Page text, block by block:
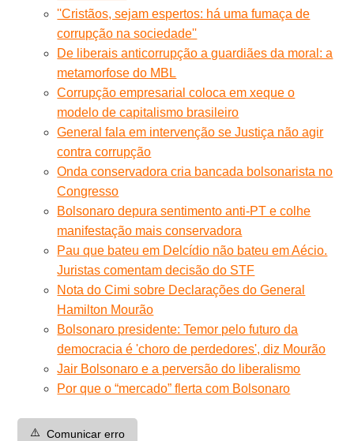
''Cristãos, sejam espertos: há uma fumaça de
corrupção na sociedade''
De liberais anticorrupção a guardiães da moral: a
metamorfose do MBL
Corrupção empresarial coloca em xeque o
modelo de capitalismo brasileiro
General fala em intervenção se Justiça não agir
contra corrupção
Onda conservadora cria bancada bolsonarista no
Congresso
Bolsonaro depura sentimento anti-PT e colhe
manifestação mais conservadora
Pau que bateu em Delcídio não bateu em Aécio.
Juristas comentam decisão do STF
Nota do Cimi sobre Declarações do General
Hamilton Mourão
Bolsonaro presidente: Temor pelo futuro da
democracia é 'choro de perdedores', diz Mourão
Jair Bolsonaro e a perversão do liberalismo
Por que o “mercado” flerta com Bolsonaro
⚠️ Comunicar erro